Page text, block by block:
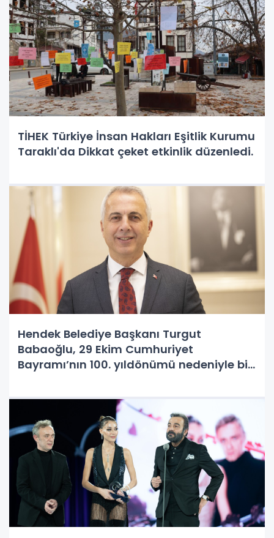
TİHEK Türkiye İnsan Hakları Eşitlik Kurumu
Taraklı'da Dikkat çeket etkinlik düzenledi.
Hendek Belediye Başkanı Turgut
Babaoğlu, 29 Ekim Cumhuriyet
Bayramı’nın 100. yıldönümü nedeniyle bir